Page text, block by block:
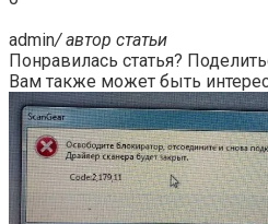
admin/ автор статьи
Понравилась статья?
Вам также может быть